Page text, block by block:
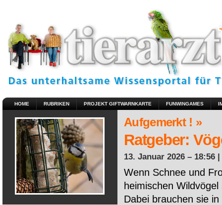
HOME RUBRIKEN PROJEKT GIFTWARNKARTE FUNWINGAMES
Aufgemerkt ! »
Ratgeber:
13. Januar 2026 – 18:56 |
Wenn Schnee und
heimischen
Dabei brauchen sie